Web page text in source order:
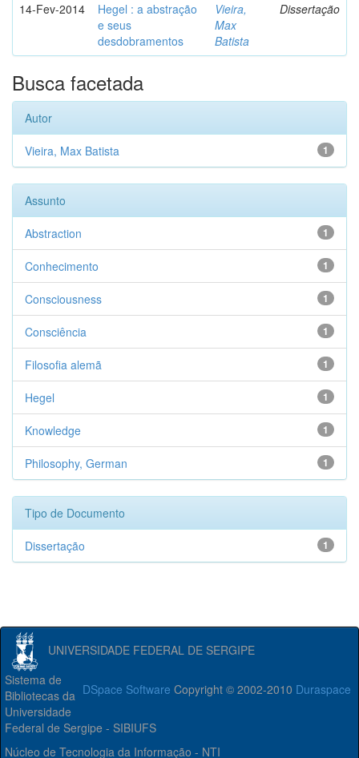
14-Fev-2014
Hegel : a abstração
e seus
desdobramentos
Vieira,
Max
Batista
Dissertação
Busca facetada
Autor
1
Vieira, Max Batista
Assunto
1
Abstraction
1
Conhecimento
1
Consciousness
1
Consciência
1
Filosofia alemã
1
Hegel
1
Knowledge
1
Philosophy, German
Tipo de Documento
1
Dissertação
UNIVERSIDADE FEDERAL DE SERGIPE
DSpace Software Copyright © 2002-2010 Duraspace
Sistema de
Bibliotecas da
Universidade
Federal de Sergipe - SIBIUFS
Núcleo de Tecnologia da Informação - NTI